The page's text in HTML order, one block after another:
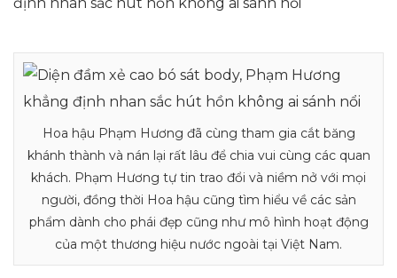
Hoa hậu Phạm Hương đã cùng tham gia cắt băng
khánh thành và nán lại rất lâu để chia vui cùng các quan
khách. Phạm Hương tự tin trao đổi và niềm nở với mọi
người, đồng thời Hoa hậu cũng tìm hiểu về các sản
phẩm dành cho phái đẹp cũng như mô hình hoạt động
của một thương hiệu nước ngoài tại Việt Nam.